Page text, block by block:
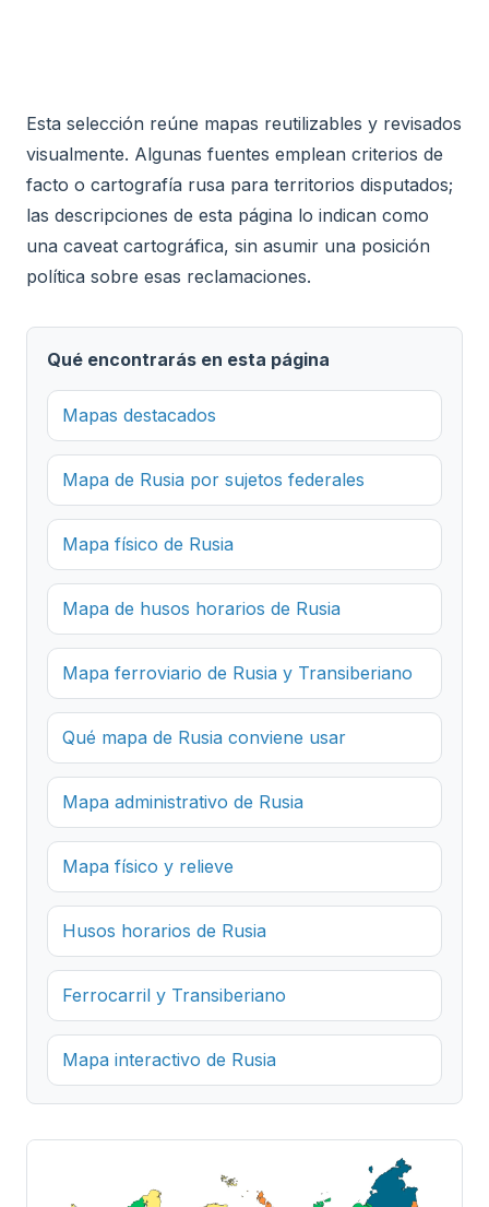
Esta selección reúne mapas reutilizables y revisados
visualmente. Algunas fuentes emplean criterios de
facto o cartografía rusa para territorios disputados;
las descripciones de esta página lo indican como
una caveat cartográfica, sin asumir una posición
política sobre esas reclamaciones.
Qué encontrarás en esta página
Mapas destacados
Mapa de Rusia por sujetos federales
Mapa físico de Rusia
Mapa de husos horarios de Rusia
Mapa ferroviario de Rusia y Transiberiano
Qué mapa de Rusia conviene usar
Mapa administrativo de Rusia
Mapa físico y relieve
Husos horarios de Rusia
Ferrocarril y Transiberiano
Mapa interactivo de Rusia